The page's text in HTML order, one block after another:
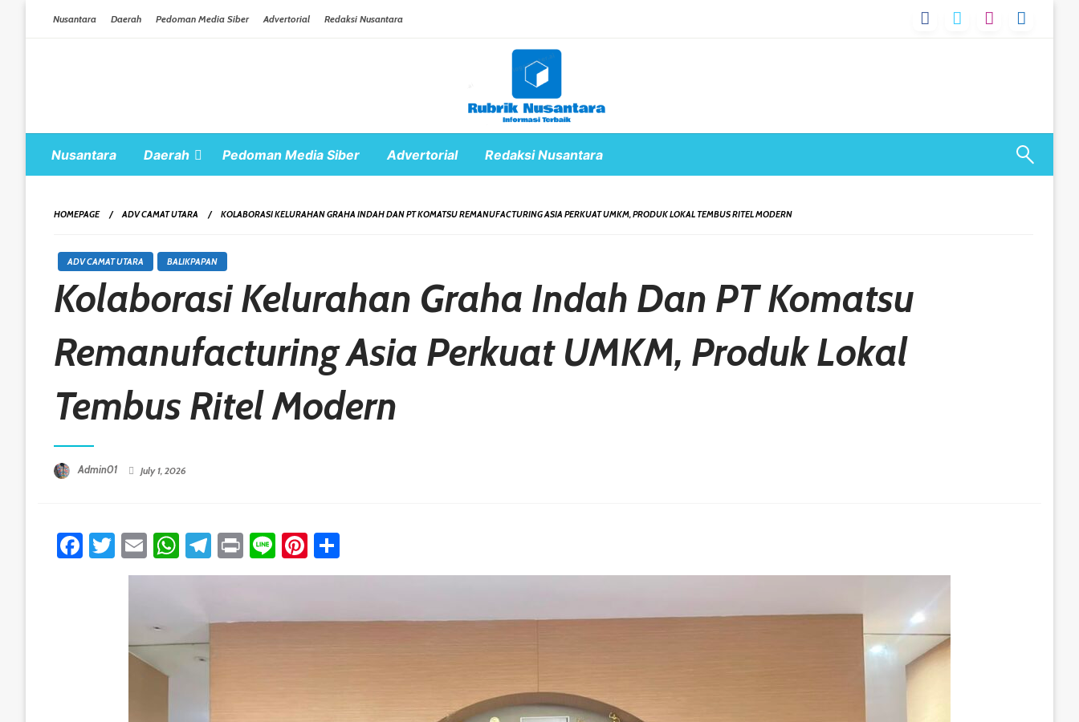
Nusantara Daerah Pedoman Media Siber Advertorial Redaksi Nusantara
Nusantara Daerah Pedoman Media Siber Advertorial Redaksi Nusantara
HOMEPAGE ADV CAMAT UTARA KOLABORASI KELURAHAN GRAHA INDAH DAN PT KOMATSU REMANUFACTURING ASIA PERKUAT UMKM, PRODUK LOKAL TEMBUS RITEL MODERN
ADV CAMAT UTARA BALIKPAPAN
Kolaborasi Kelurahan Graha Indah Dan PT Komatsu
Remanufacturing Asia Perkuat UMKM, Produk Lokal
Tembus Ritel Modern
Admin01 July 1, 2026
Facebook
Twitter
EmailWhatsApp
Telegram
PrintLinePinterest